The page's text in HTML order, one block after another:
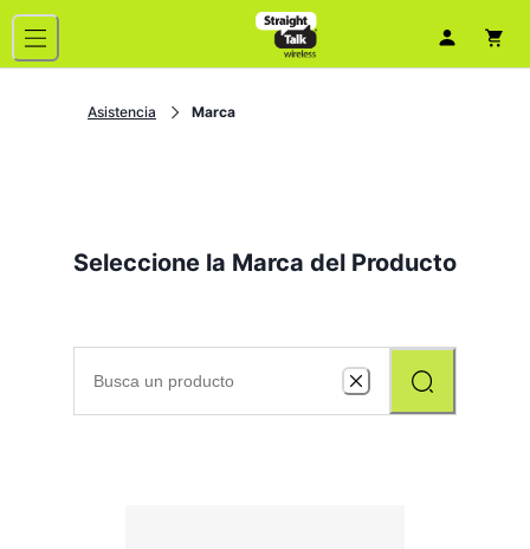
Asistencia Marca
Seleccione la Marca del Producto